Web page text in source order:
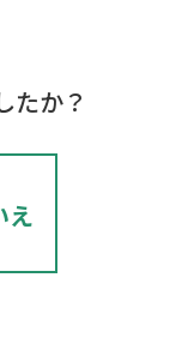
たか？
え